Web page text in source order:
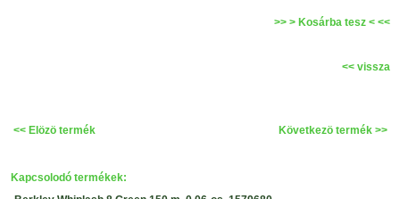
>> > Kosárba tesz < <<
<< vissza
<< Elözö termék Következö termék >>
Kapcsolodó termékek: